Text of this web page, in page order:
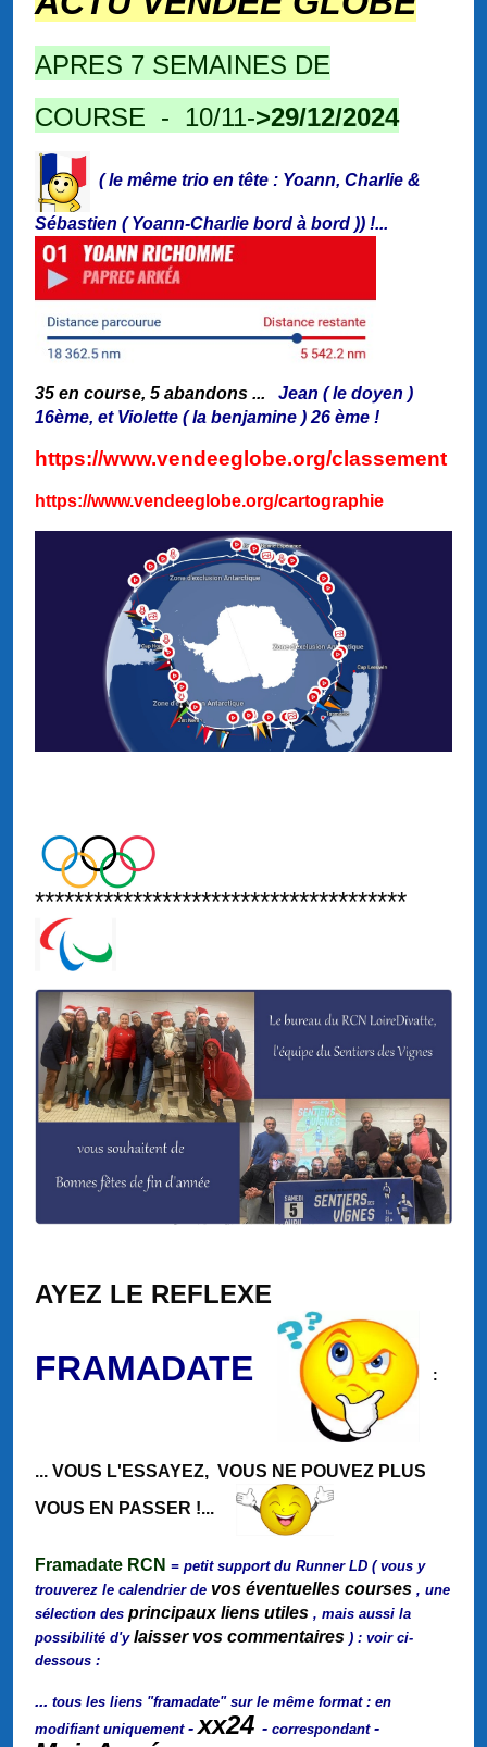
APRES 7 SEMAINES DE
COURSE - 10/11->29/12/2024
( le même trio en tête : Yoann, Charlie &
Sébastien ( Yoann-Charlie bord à bord )) !...
35 en course, 5 abandons ... Jean ( le doyen )
16ème, et Violette ( la benjamine ) 26 ème !
https://www.vendeeglobe.org/classement
https://www.vendeeglobe.org/cartographie
**************************************
AYEZ LE REFLEXE
FRAMADATE :
... VOUS L'ESSAYEZ, VOUS NE POUVEZ PLUS
VOUS EN PASSER !...
Framadate RCN = petit support du Runner LD ( vous y
trouverez le calendrier de vos éventuelles courses , une
sélection des principaux liens utiles , mais aussi la
possibilité d'y laisser vos commentaires ) : voir ci-
dessous :
... tous les liens "framadate" sur le même format : en
modifiant uniquement - xx24 - correspondant-